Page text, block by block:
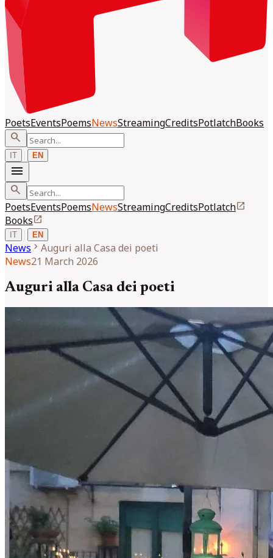
PoetsEventsPoemsNewsStreamingCreditsPotlatchBooks
search
IT | EN
menu
search
PoetsEventsPoemsNewsStreamingCreditsPotlatchopen_in_new
Booksopen_in_new
IT | EN
News chevron_right Auguri alla Casa dei poeti
News21 March 2026
Auguri alla Casa dei poeti